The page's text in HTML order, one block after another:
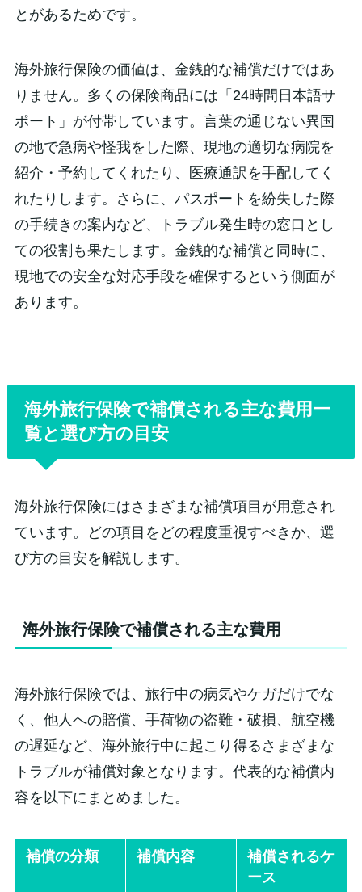
とがあるためです。
海外旅行保険の価値は、金銭的な補償だけではあ
りません。多くの保険商品には「24時間日本語サ
ポート」が付帯しています。言葉の通じない異国
の地で急病や怪我をした際、現地の適切な病院を
紹介・予約してくれたり、医療通訳を手配してく
れたりします。さらに、パスポートを紛失した際
の手続きの案内など、トラブル発生時の窓口とし
ての役割も果たします。金銭的な補償と同時に、
現地での安全な対応手段を確保するという側面が
あります。
海外旅行保険で補償される主な費用一
覧と選び方の目安
海外旅行保険にはさまざまな補償項目が用意され
ています。どの項目をどの程度重視すべきか、選
び方の目安を解説します。
海外旅行保険で補償される主な費用
海外旅行保険では、旅行中の病気やケガだけでな
く、他人への賠償、手荷物の盗難・破損、航空機
の遅延など、海外旅行中に起こり得るさまざまな
トラブルが補償対象となります。代表的な補償内
容を以下にまとめました。
補償の分類 補償内容
補償されるケ
ース